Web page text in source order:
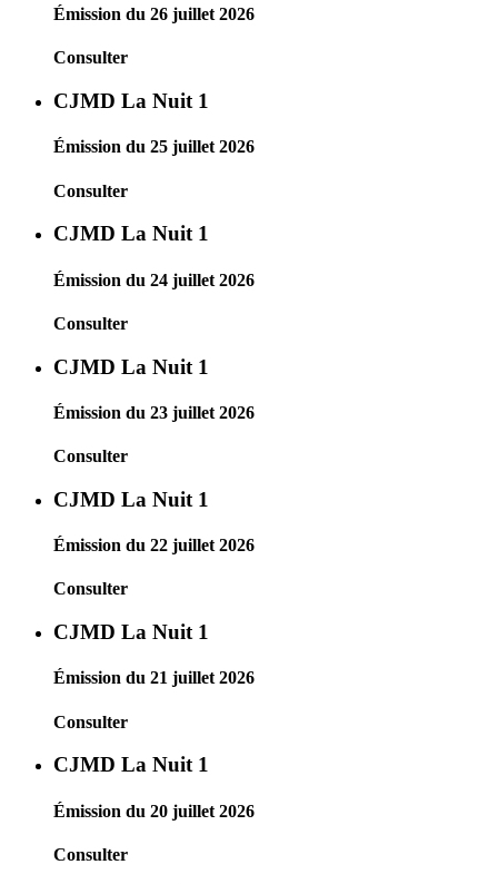
Émission du 26 juillet 2026
Consulter
CJMD La Nuit 1
Émission du 25 juillet 2026
Consulter
CJMD La Nuit 1
Émission du 24 juillet 2026
Consulter
CJMD La Nuit 1
Émission du 23 juillet 2026
Consulter
CJMD La Nuit 1
Émission du 22 juillet 2026
Consulter
CJMD La Nuit 1
Émission du 21 juillet 2026
Consulter
CJMD La Nuit 1
Émission du 20 juillet 2026
Consulter